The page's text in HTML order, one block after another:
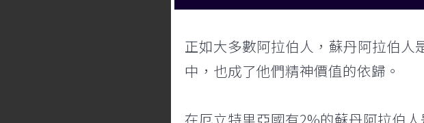
正如大多數阿拉伯人，蘇丹阿拉伯
中，也成了他們精神價值的依歸。
在厄立特里亞國有2%的蘇丹阿拉伯人